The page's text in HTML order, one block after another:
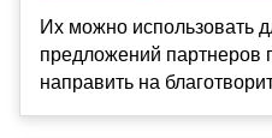
Их можно использовать
предложений партнеров
направить на